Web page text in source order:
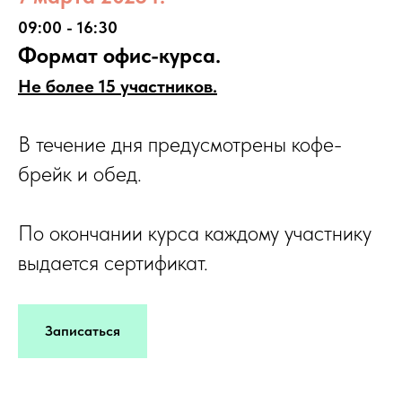
09:00 - 16:30
Формат офис-курса.
Не более 15 участников.
В течение дня предусмотрены кофе-
брейк и обед.
По окончании курса каждому участнику
выдается сертификат.
Записаться